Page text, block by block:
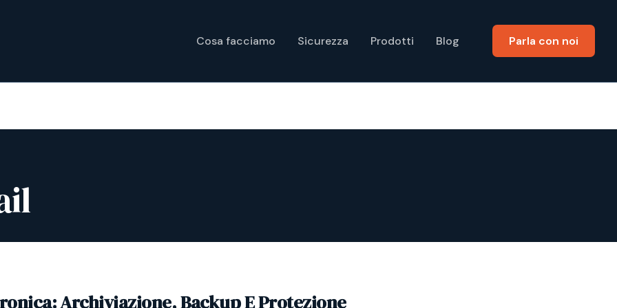
Cosa facciamo Sicurezza Prodotti Blog Parla con noi
Archiviazione, Backup E Protezione